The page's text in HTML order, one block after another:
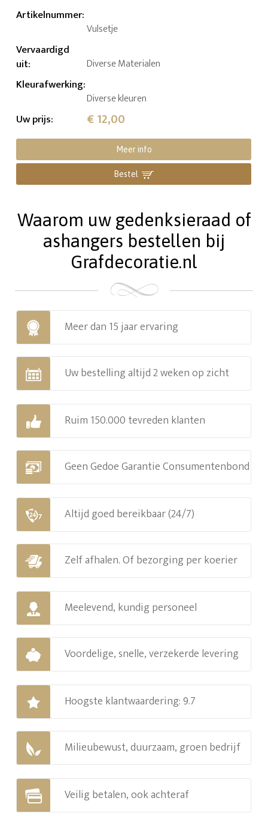
Artikelnummer:
Vulsetje
Vervaardigd
uit: Diverse Materialen
Kleurafwerking:
Diverse kleuren
Uw prijs: € 12,00
Meer info
Bestel
Waarom uw gedenksieraad of
ashangers bestellen bij
Grafdecoratie.nl
Meer dan 15 jaar ervaring
Uw bestelling altijd 2 weken op zicht
Ruim 150.000 tevreden klanten
Geen Gedoe Garantie Consumentenbond
Altijd goed bereikbaar (24/7)
Zelf afhalen. Of bezorging per koerier
Meelevend, kundig personeel
Voordelige, snelle, verzekerde levering
Hoogste klantwaardering: 9.7
Milieubewust, duurzaam, groen bedrijf
Veilig betalen, ook achteraf